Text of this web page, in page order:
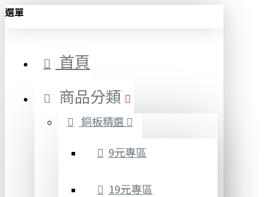
選單
首頁
商品分類
銅板精選
9元專區
19元專區